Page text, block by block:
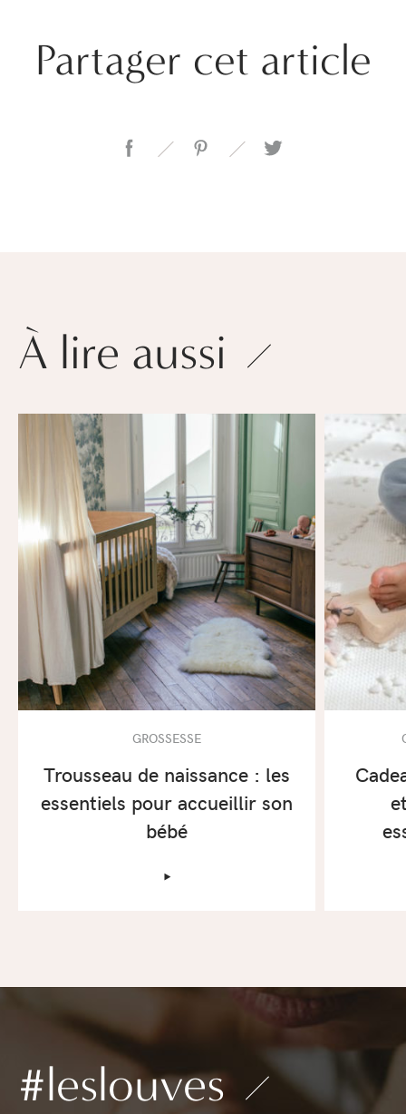
Partager cet article
À lire aussi
GROSSESSE
Trousseau de naissance : les
essentiels pour accueillir son
bébé
‣
#leslouves